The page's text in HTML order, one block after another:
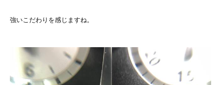
強いこだわりを感じますね。